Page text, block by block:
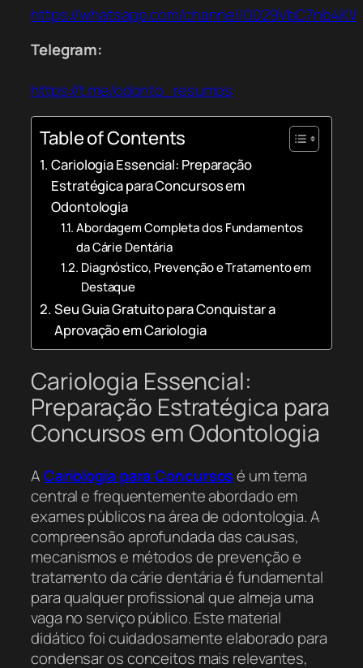
https://whatsapp.com/channel/
Telegram:
https://t.me/odonto_resumos
Table of Contents
Cariologia Essencial: Preparação
Estratégica para Concursos em
Odontologia
Abordagem Completa dos Fundamentos
da Cárie Dentária
Diagnóstico, Prevenção e Tratamento em
Destaque
Seu Guia Gratuito para Conquistar a
Aprovação em Cariologia
Cariologia Essencial:
Preparação Estratégica para
Concursos em Odontologia
ACariologia para Concursosé um tema
central e frequentemente abordado em
exames públicos na área de odontologia. A
compreensão aprofundada das causas,
mecanismos e métodos de prevenção e
tratamento da cárie dentária é fundamental
para qualquer profissional que almeja uma
vaga no serviço público. Este material
didático foi cuidadosamente elaborado para
condensar os conceitos mais relevantes,